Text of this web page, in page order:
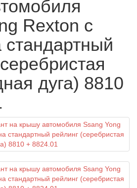
Rexton с
стандартный
дуга) 8810